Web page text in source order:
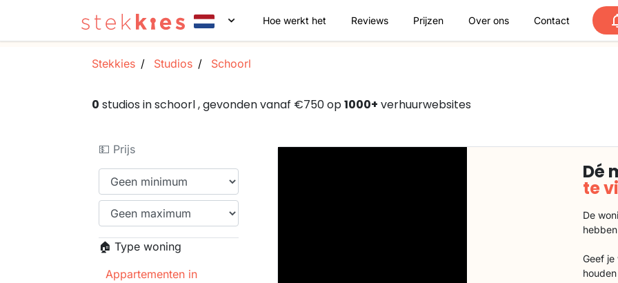
Hoe werkt het Reviews Prijzen Over ons Contact
Stekkies Studios Schoorl
0 studios in schoorl , gevonden vanaf €750 op1000+ verhuurwebsites
💵 Prijs
🏠 Type woning
Appartementen in
Dé
te
De
Geef